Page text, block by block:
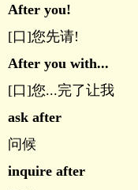
After you!
[口]您先请!
After you with...
[口]您...完了让我
ask after
问候
inquire after